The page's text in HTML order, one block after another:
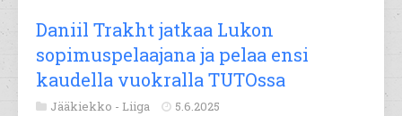
Daniil Trakht jatkaa Lukon
sopimuspelaajana ja pelaa ensi
kaudella vuokralla TUTOssa
Jääkiekko - Liiga 5.6.2025